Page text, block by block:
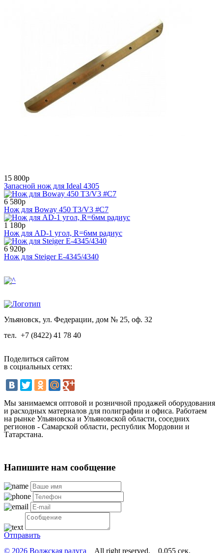
15 800р
Запасной нож для Ideal 4305
6 580р
Нож для Boway 450 T3/V3 #С7
1 180р
Нож для AD-1 угол, R=6мм радиус
6 920р
Нож для Steiger Е-4345/4340
Ульяновск, ул. Федерации, дом № 25, оф. 32
тел. +7 (8422) 41 78 40
Поделиться сайтом
в социальных сетях:
Мы занимаемся оптовой и розничной продажей оборудования
и расходных материалов для полиграфии и офиса. Работаем
на рынке Ульяновска и Ульяновской области, соседних
регионов - Самарской области, республик Мордовии и
Татарстана.
Напишите нам сообщение
Отправить
© 2026 Волжская радуга All right reserved. 0.055 сек.